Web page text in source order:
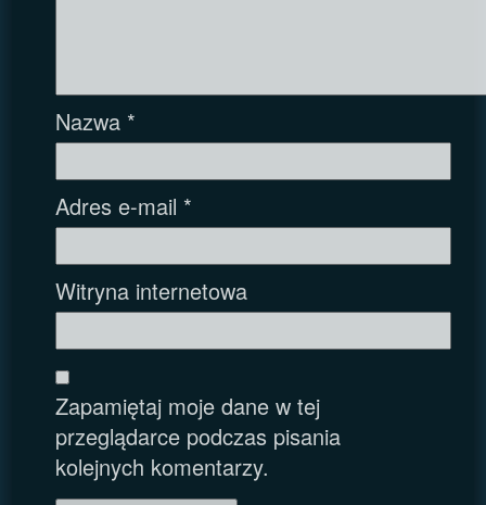
Nazwa *
Adres e-mail *
Witryna internetowa
Zapamiętaj moje dane w tej
przeglądarce podczas pisania
kolejnych komentarzy.